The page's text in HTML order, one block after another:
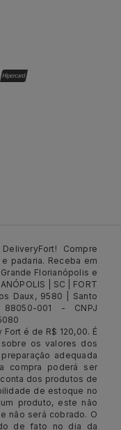
Compre
padaria. Receba em
Florianópolis e
| SC | FORT
Daux, 9580 | Santo
001 - CNPJ
é de R$ 120,00. É
os valores dos
adequada
compra poderá ser
dos produtos de
de estoque no
produto, este não
não será cobrado. O
de fato no dia da